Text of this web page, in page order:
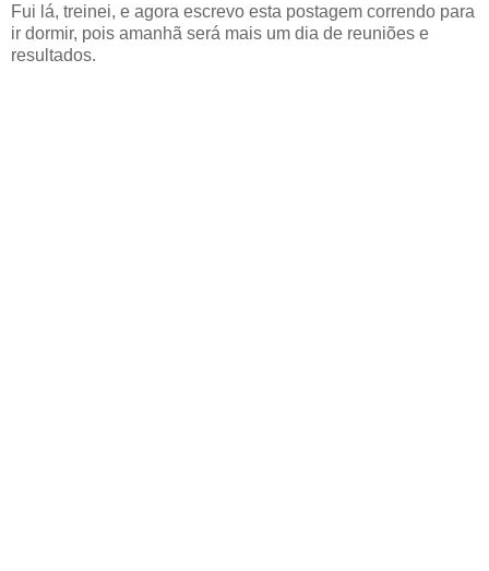
Fui lá, treinei, e agora escrevo esta postagem correndo para
ir dormir, pois amanhã será mais um dia de reuniões e
resultados.